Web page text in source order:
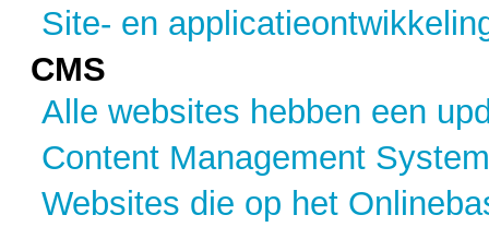
Site- en
CMS
Alle websites hebben een
Content Management System
Websites die op het